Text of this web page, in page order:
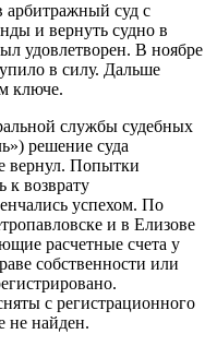
арбитражный суд с
и вернуть судно в
удовлетворен. В ноябре
в силу. Дальше
ключе.
службы судебных
решение суда
вернул. Попытки
к возврату
успехом. По
и в Елизове
расчетные счета у
собственности или
с регистрационного
не найден.